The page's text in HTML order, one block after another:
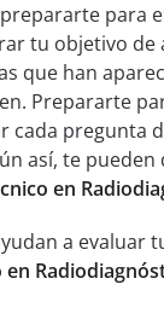
para
tu objetivo
que han
Prepararte
pregunta
así, te
en
a evaluar